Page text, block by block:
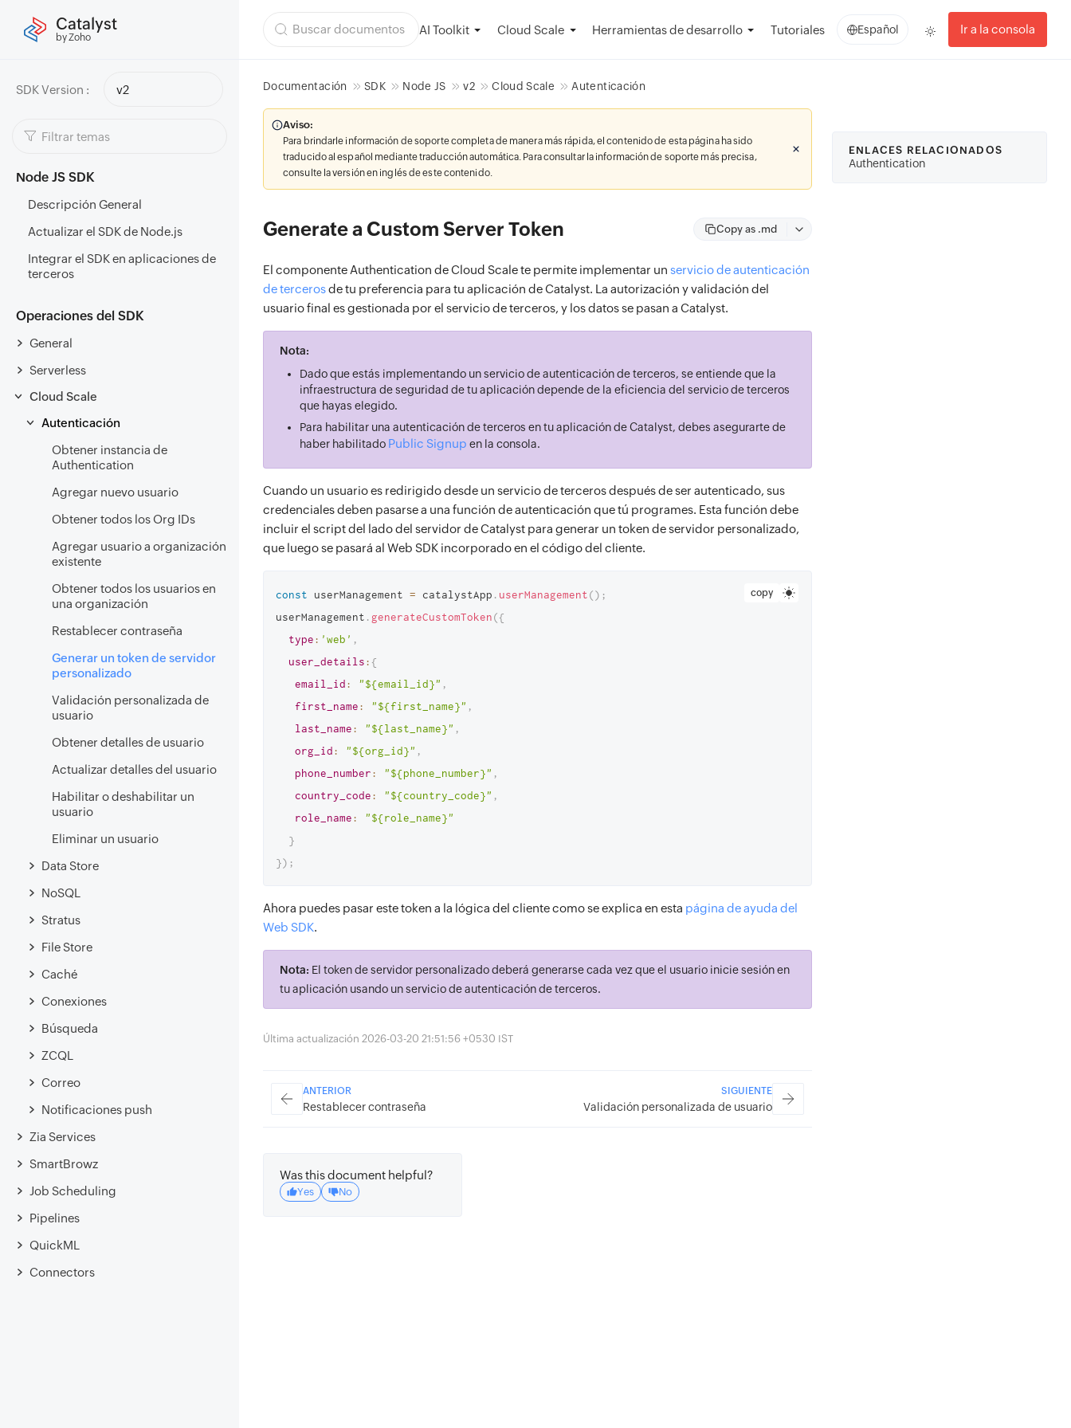
Catalyst
by Zoho
AI Toolkit Cloud Scale Herramientas de desarrollo Tutoriales Español Ir a la consola
SDK Version : v2
Node JS SDK
Descripción General
Actualizar el SDK de Node.js
Integrar el SDK en aplicaciones de
terceros
Operaciones del SDK
General
Serverless
Cloud Scale
Autenticación
Obtener instancia de
Authentication
Agregar nuevo usuario
Obtener todos los Org IDs
Agregar usuario a organización
existente
Obtener todos los usuarios en
una organización
Restablecer contraseña
Generar un token de servidor
personalizado
Validación personalizada de
usuario
Obtener detalles de usuario
Actualizar detalles del usuario
Habilitar o deshabilitar un
usuario
Eliminar un usuario
Data Store
NoSQL
Stratus
File Store
Caché
Conexiones
Búsqueda
ZCQL
Correo
Notificaciones push
Zia Services
SmartBrowz
Job Scheduling
Pipelines
QuickML
Connectors
Documentación SDK Node JS v2 Cloud Scale Autenticación
Aviso:
Para brindarle información de soporte completa de manera más rápida, el contenido de esta página ha sido
traducido al español mediante traducción automática. Para consultar la información de soporte más precisa,
consulte la versión en inglés de este contenido.
Generate a Custom Server Token Copy as .md
El componente Authentication de Cloud Scale te permite implementar un servicio de autenticación
de tercerosde tu preferencia para tu aplicación de Catalyst. La autorización y validación del
usuario final es gestionada por el servicio de terceros, y los datos se pasan a Catalyst.
Nota:
Dado que estás implementando un servicio de autenticación de terceros, se entiende que la
infraestructura de seguridad de tu aplicación depende de la eficiencia del servicio de terceros
que hayas elegido.
Para habilitar una autenticación de terceros en tu aplicación de Catalyst, debes asegurarte de
haber habilitado Public Signup en la consola.
Cuando un usuario es redirigido desde un servicio de terceros después de ser autenticado, sus
credenciales deben pasarse a una función de autenticación que tú programes. Esta función debe
incluir el script del lado del servidor de Catalyst para generar un token de servidor personalizado,
que luego se pasará al Web SDK incorporado en el código del cliente.
copy
const userManagement = catalystApp . userManagement() ;
userManagement . generateCustomToken({
type: 'web' ,
user_details: {
email_id: "${email_id}" ,
first_name: "${first_name}" ,
last_name: "${last_name}" ,
org_id: "${org_id}" ,
phone_number: "${phone_number}" ,
country_code: "${country_code}" ,
role_name:
"${role_name}"
}
}) ;
Ahora puedes pasar este token a la lógica del cliente como se explica en esta página de ayuda del
Web SDK.
Nota: El token de servidor personalizado deberá generarse cada vez que el usuario inicie sesión en
tu aplicación usando un servicio de autenticación de terceros.
Última actualización 2026-03-20 21:51:56 +0530 IST
ANTERIOR
Restablecer contraseña
SIGUIENTE
Validación personalizada de usuario
Was this document helpful?
Yes No
ENLACES RELACIONADOS
Authentication